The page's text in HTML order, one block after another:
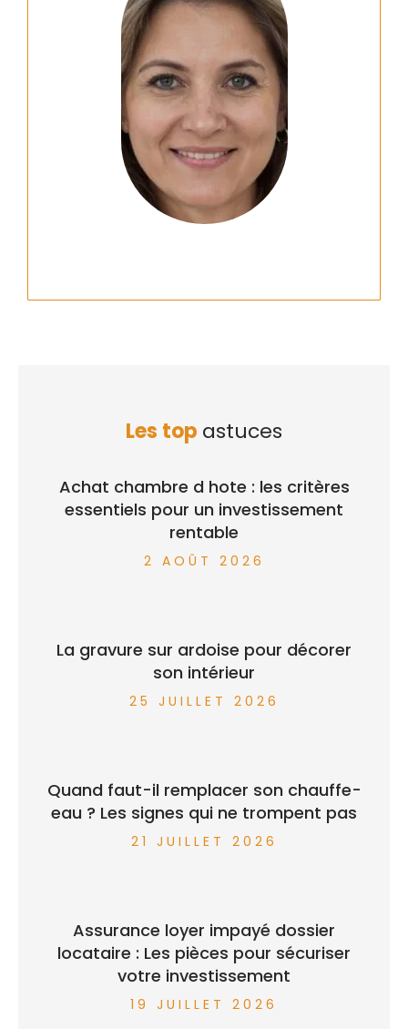
Les top astuces
Achat chambre d hote : les critères
essentiels pour un investissement
rentable
2 AOÛT 2026
La gravure sur ardoise pour décorer
son intérieur
25 JUILLET 2026
Quand faut-il remplacer son chauffe-
eau ? Les signes qui ne trompent pas
21 JUILLET 2026
Assurance loyer impayé dossier
locataire : Les pièces pour sécuriser
votre investissement
19 JUILLET 2026